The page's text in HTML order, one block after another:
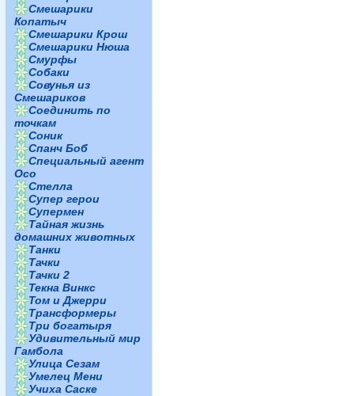
Смешарики
Копатыч
Смешарики Крош
Смешарики Нюша
Смурфы
Собаки
Совунья из
Смешариков
Соединить по
точкам
Соник
Спанч Боб
Специальный агент
Осо
Стелла
Супер герои
Супермен
Тайная жизнь
домашних животных
Танки
Тачки
Тачки 2
Текна Винкс
Том и Джерри
Трансформеры
Три богатыря
Удивительный мир
Гамбола
Улица Сезам
Умелец Мени
Учиха Саске